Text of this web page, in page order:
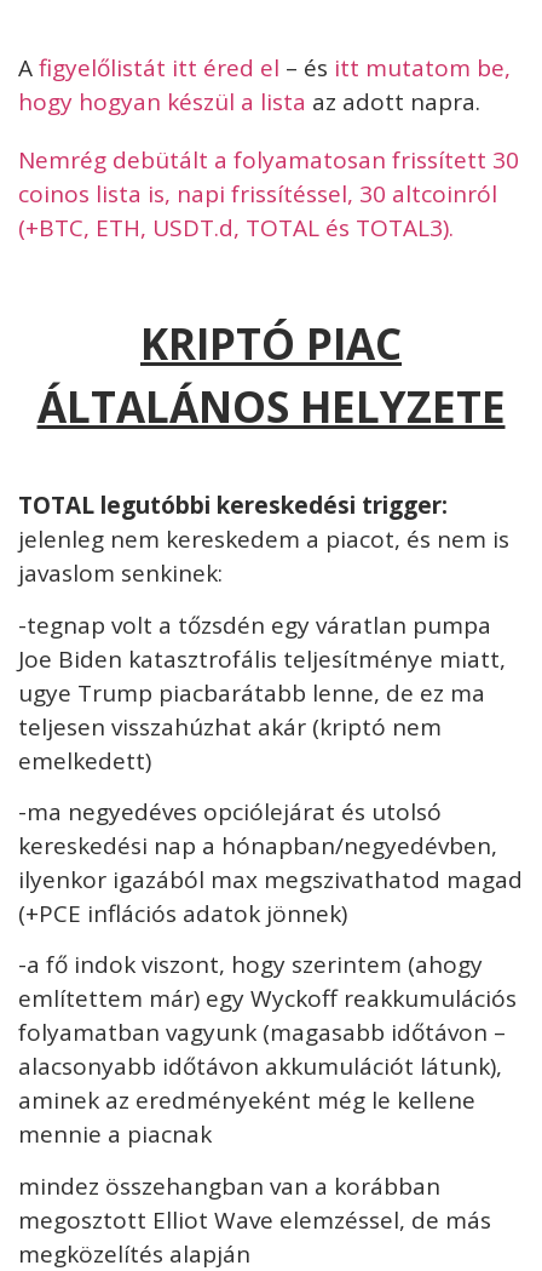
Afigyelőlistát itt éred el – és itt mutatom be,
hogy hogyan készül a lista az adott napra.
Nemrég debütált a folyamatosan frissített 30
coinos lista is, napi frissítéssel, 30 altcoinról
(+BTC, ETH, USDT.d, TOTAL és TOTAL3).
KRIPTÓ PIAC
ÁLTALÁNOS HELYZETE
TOTAL legutóbbi kereskedési trigger:
jelenleg nem kereskedem a piacot, és nem is
javaslom senkinek:
-tegnap volt a tőzsdén egy váratlan pumpa
Joe Biden katasztrofális teljesítménye miatt,
ugye Trump piacbarátabb lenne, de ez ma
teljesen visszahúzhat akár (kriptó nem
emelkedett)
-ma negyedéves opciólejárat és utolsó
kereskedési nap a hónapban/negyedévben,
ilyenkor igazából max megszivathatod magad
(+PCE inflációs adatok jönnek)
-a fő indok viszont, hogy szerintem (ahogy
említettem már) egy Wyckoff reakkumulációs
folyamatban vagyunk (magasabb időtávon –
alacsonyabb időtávon akkumulációt látunk),
aminek az eredményeként még le kellene
mennie a piacnak
mindez összehangban van a korábban
megosztott Elliot Wave elemzéssel, de más
megközelítés alapján